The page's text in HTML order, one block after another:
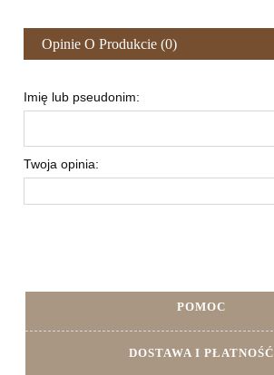
Opinie O Produkcie (0)
Imię lub pseudonim:
Twoja opinia:
POMOC
DOSTAWA I PŁATNOŚĆ